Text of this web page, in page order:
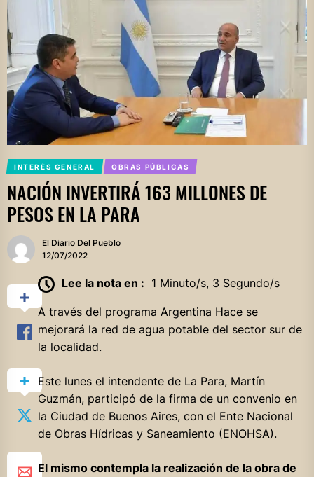
INTERÉS GENERAL OBRAS PÚBLICAS
NACIÓN INVERTIRÁ 163 MILLONES DE
PESOS EN LA PARA
El Diario Del Pueblo
12/07/2022
Lee la nota en : 1 Minuto/s, 3 Segundo/s
A través del programa Argentina Hace se
mejorará la red de agua potable del sector sur de
la localidad.
Este lunes el intendente de La Para, Martín
Guzmán, participó de la firma de un convenio en
la Ciudad de Buenos Aires, con el Ente Nacional
de Obras Hídricas y Saneamiento (ENOHSA).
El mismo contempla la realización de la obra de